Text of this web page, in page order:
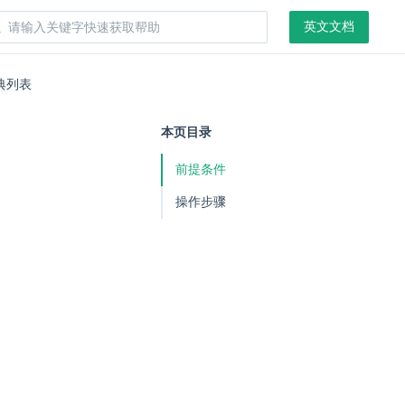
英文文档
列表
本页目录
前提条件
操作步骤